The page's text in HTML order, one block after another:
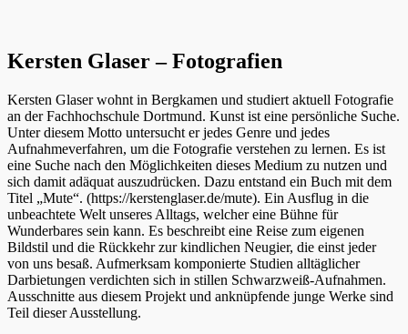
Kersten Glaser – Fotografien
Kersten Glaser wohnt in Bergkamen und studiert aktuell Fotografie
an der Fachhochschule Dortmund. Kunst ist eine persönliche Suche.
Unter diesem Motto untersucht er jedes Genre und jedes
Aufnahmeverfahren, um die Fotografie verstehen zu lernen. Es ist
eine Suche nach den Möglichkeiten dieses Medium zu nutzen und
sich damit adäquat auszudrücken. Dazu entstand ein Buch mit dem
Titel „Mute“. (https://kerstenglaser.de/mute). Ein Ausflug in die
unbeachtete Welt unseres Alltags, welcher eine Bühne für
Wunderbares sein kann. Es beschreibt eine Reise zum eigenen
Bildstil und die Rückkehr zur kindlichen Neugier, die einst jeder
von uns besaß. Aufmerksam komponierte Studien alltäglicher
Darbietungen verdichten sich in stillen Schwarzweiß-Aufnahmen.
Ausschnitte aus diesem Projekt und anknüpfende junge Werke sind
Teil dieser Ausstellung.